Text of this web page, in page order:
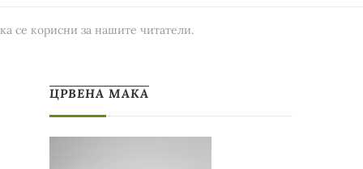
се корисни за нашите читатели.
ЦРВЕНА МАКА